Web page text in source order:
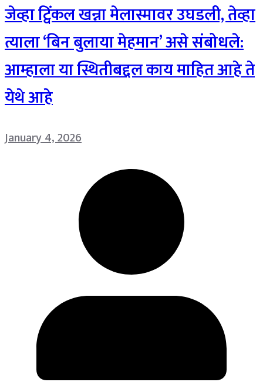
जेव्हा ट्विंकल खन्ना मेलास्मावर उघडली, तेव्हा
त्याला ‘बिन बुलाया मेहमान’ असे संबोधले:
आम्हाला या स्थितीबद्दल काय माहित आहे ते
येथे आहे
January 4, 2026